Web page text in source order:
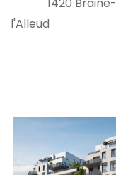
1420 Braine-
l'Alleud